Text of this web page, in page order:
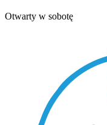
Otwarty w sobotę